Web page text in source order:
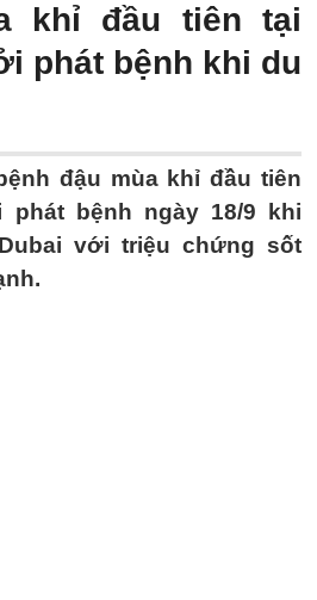
khỉ đầu tiên tại
phát bệnh khi du
đậu mùa khỉ đầu tiên
phát bệnh ngày 18/9 khi
với triệu chứng sốt